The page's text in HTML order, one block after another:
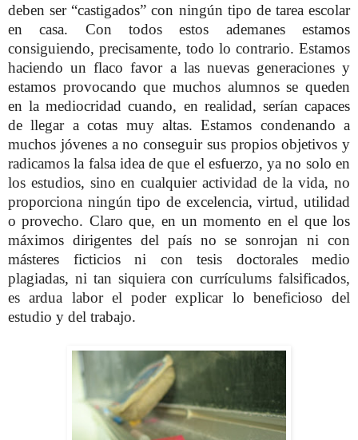
deben ser “castigados” con ningún tipo de tarea escolar
en casa. Con todos estos ademanes estamos
consiguiendo, precisamente, todo lo contrario. Estamos
haciendo un flaco favor a las nuevas generaciones y
estamos provocando que muchos alumnos se queden
en la mediocridad cuando, en realidad, serían capaces
de llegar a cotas muy altas. Estamos condenando a
muchos jóvenes a no conseguir sus propios objetivos y
radicamos la falsa idea de que el esfuerzo, ya no solo en
los estudios, sino en cualquier actividad de la vida, no
proporciona ningún tipo de excelencia, virtud, utilidad
o provecho. Claro que, en un momento en el que los
máximos dirigentes del país no se sonrojan ni con
másteres ficticios ni con tesis doctorales medio
plagiadas, ni tan siquiera con currículums falsificados,
es ardua labor el poder explicar lo beneficioso del
estudio y del trabajo.